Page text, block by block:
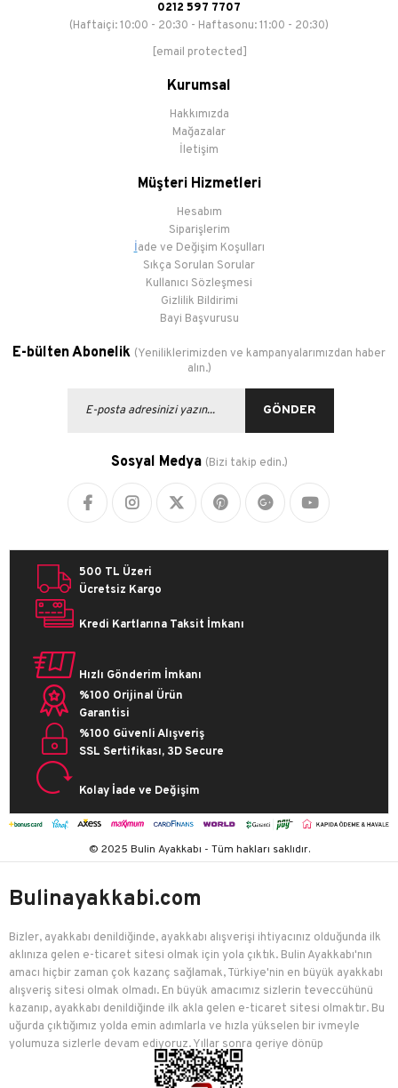
0212 597 7707
(Haftaiçi: 10:00 - 20:30 - Haftasonu: 11:00 - 20:30)
[email protected]
Kurumsal
Hakkımızda
Mağazalar
İletişim
Müşteri Hizmetleri
Hesabım
Siparişlerim
İade ve Değişim Koşulları
Sıkça Sorulan Sorular
Kullanıcı Sözleşmesi
Gizlilik Bildirimi
Bayi Başvurusu
E-bülten Abonelik (Yeniliklerimizden ve kampanyalarımızdan haber
alın.)
GÖNDER
Sosyal Medya (Bizi takip edin.)
500 TL Üzeri
Ücretsiz Kargo
Kredi Kartlarına Taksit İmkanı
Hızlı Gönderim İmkanı
%100 Orijinal Ürün
Garantisi
%100 Güvenli Alışveriş
SSL Sertifikası, 3D Secure
Kolay İade ve Değişim
© 2025 Bulin Ayakkabı - Tüm hakları saklıdır.
Bulinayakkabi.com
Bizler, ayakkabı denildiğinde, ayakkabı alışverişi ihtiyacınız olduğunda ilk
aklınıza gelen e-ticaret sitesi olmak için yola çıktık. Bulin Ayakkabı'nın
amacı hiçbir zaman çok kazanç sağlamak, Türkiye'nin en büyük ayakkabı
alışveriş sitesi olmak olmadı. En büyük amacımız sizlerin teveccühünü
kazanıp, ayakkabı denildiğinde ilk akla gelen e-ticaret sitesi olmaktır. Bu
uğurda çıktığımız yolda emin adımlarla ve hızla yükselen bir ivmeyle
yolumuza sizlerle devam ediyoruz. Yıllar sonra geriye dönüp
baktığımızda birçok mutlu müşteriyi edindiğimiz için çok mutluyuz.